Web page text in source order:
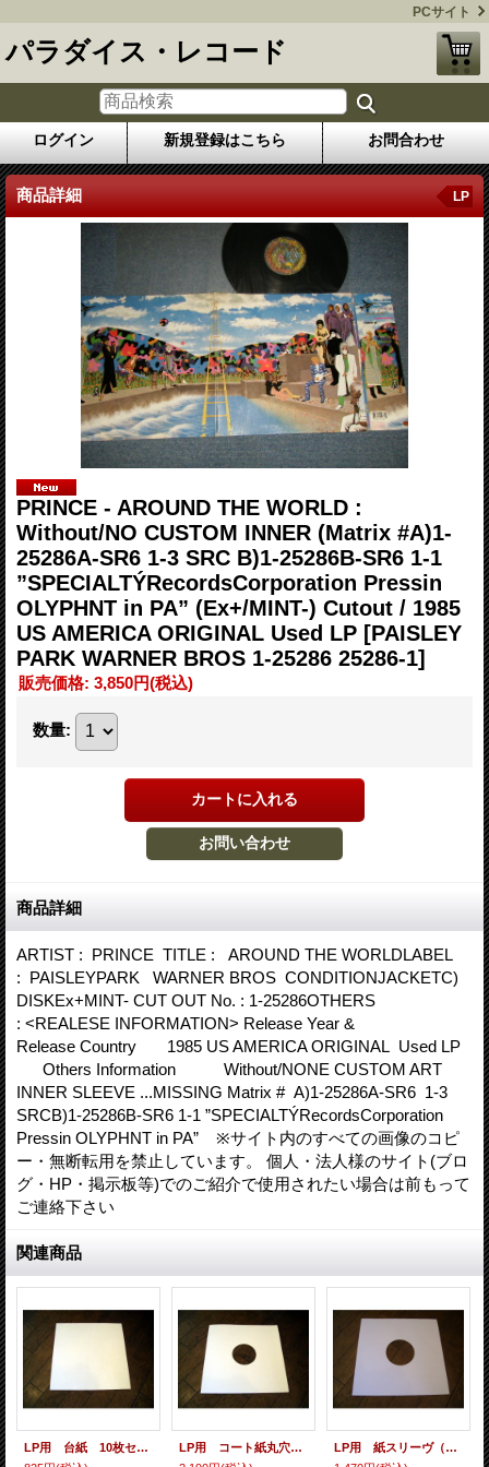
PCサイト
パラダイス・レコード
ログイン 新規登録はこちら お問合わせ
商品詳細 LP
PRINCE - AROUND THE WORLD :
Without/NO CUSTOM INNER (Matrix #A)1-
25286A-SR6 1-3 SRC B)1-25286B-SR6 1-1
”SPECIALTÝRecordsCorporation Pressin
OLYPHNT in PA” (Ex+/MINT-) Cutout / 1985
US AMERICA ORIGINAL Used LP [PAISLEY
PARK WARNER BROS 1-25286 25286-1]
販売価格: 3,850円(税込)
数量:
商品詳細
ARTIST : PRINCE TITLE : AROUND THE WORLDLABEL
: PAISLEYPARK WARNER BROS CONDITIONJACKETC)
DISKEx+MINT- CUT OUT No. : 1-25286OTHERS
: <REALESE INFORMATION> Release Year &
Release Country 1985 US AMERICA ORIGINAL Used LP
Others Information Without/NONE CUSTOM ART
INNER SLEEVE ...MISSING Matrix # A)1-25286A-SR6 1-3
SRCB)1-25286B-SR6 1-1 ”SPECIALTÝRecordsCorporation
Pressin OLYPHNT in PA” ※サイト内のすべての画像のコピ
ー・無断転用を禁止しています。 個人・法人様のサイト(ブロ
グ・HP・掲示板等)でのご紹介で使用されたい場合は前もって
ご連絡下さい
関連商品
LP用 台紙 10枚セット
LP用 コート紙丸穴ジャケ 10枚セット
LP用 紙スリーヴ（レギュラー 四角の角） 10枚セット